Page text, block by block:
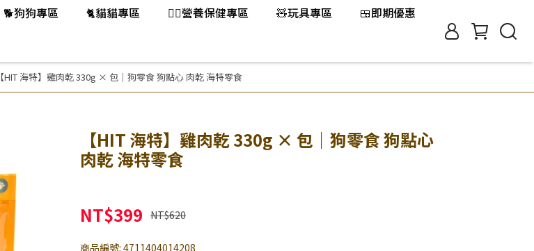
🐕️狗狗專區 🐈️貓貓專區 👨‍⚕️營養保健專區 🧸玩具專區
🍱即期優惠
【HIT 海特】雞肉乾 330g × 包｜狗零食 狗點心 肉乾 海特零食
【HIT 海特】雞肉乾 330g × 包｜狗零食 狗點心
肉乾 海特零食
NT$399 NT$620
商品編號: 4711404014208